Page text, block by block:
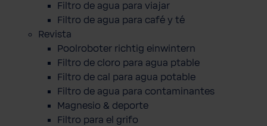
Filtro de agua para viajar
Filtro de agua para café y té
Revista
Poolroboter richtig einwintern
Filtro de cloro para agua ptable
Filtro de cal para agua potable
Filtro de agua para contaminantes
Magnesio & deporte
Filtro para el grifo